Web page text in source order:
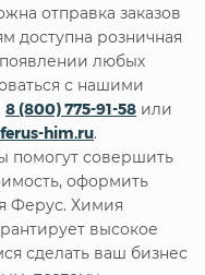
отправка заказов
доступна розничная
любых
с нашими
8 (800) 775-91-58 или
him.ru.
помогут совершить
оформить
Ферус. Химия
высокое
сделать ваш бизнес